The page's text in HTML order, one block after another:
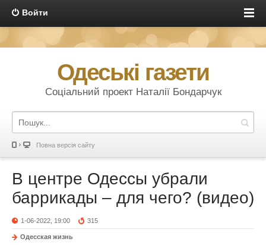
Войти
Одеські газети
Соціальний проект Наталії Бондарчук
Повна версія сайту
В центре Одессы убрали
баррикады – для чего? (видео)
1-06-2022, 19:00 315
Одесская жизнь